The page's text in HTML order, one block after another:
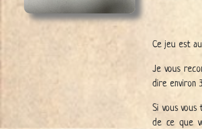
Ce jeu est
Je vous
dire environ
Si vous
de ce que